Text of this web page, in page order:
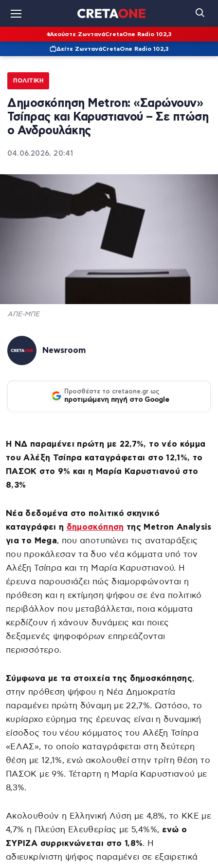
Ακούστε ΖωντανάCretaOne Radio 102,3
Δείτε ΖωντανάCretaOne Radio 102,3
ΠΟΛΙΤΙΚΉ
Δημοσκόπηση Metron: «Σαρώνουν»
Τσίπρας και Καρυστιανού – Σε πτώση
ο Ανδρουλάκης
04.06.2026, 20:41
ΑΠΕ-ΜΠΕ
Newsroom
Προσθέστε το cretaone.gr ως
προτιμώμενη πηγή στο Google
Η ΝΔ παραμένει πρώτη με 22,7%, το νέο κόμμα
του Αλέξη Τσίπρα καταγράφεται στο 12,1%, το
ΠΑΣΟΚ στο 9% και η Μαρία Καρυστιανού στο
8,3%
Νέα δεδομένα στο πολιτικό σκηνικό
καταγράφει η δημοσκόπηση της Metron Analysis
για το Mega, που αποτυπώνει τις αναταράξεις
που προκάλεσαν τα δυο νέα κόμματα υπό τον
Αλέξη Τσίπρα και τη Μαρία Καρυστιανού. Η
έρευνα παρουσιάζει πώς διαμορφώνονται η
πρόθεση και η εκτίμηση ψήφου σε ένα πολιτικό
περιβάλλον που μεταβάλλεται, ποια κόμματα
κερδίζουν ή χάνουν δυνάμεις και ποιες
δεξαμενές ψηφοφόρων επηρεάζονται
περισσότερο.
Σύμφωνα με τα στοιχεία της δημοσκόπησης,
στην πρόθεση ψήφου η Νέα Δημοκρατία
παραμένει πρώτη δύναμη με 22,7%. Ωστόσο, το
κυρίαρχο εύρημα της έρευνας είναι η δυναμική
είσοδος του νέου κόμματος του Αλέξη Τσίπρα
«ΕΛΑΣ», το οποίο καταγράφεται στη δεύτερη
θέση με 12,1%, ενώ ακολουθεί στην τρίτη θέση το
ΠΑΣΟΚ με 9%. Τέταρτη η Μαρία Καρυστιανού με
8,3%.
Ακολουθούν η Ελληνική Λύση με 4,8%, το ΚΚΕ με
4,7% η Πλεύση Ελευθερίας με 5,4%%, ενώ ο
ΣΥΡΙΖΑ συρρικνώνεται στο 1,8%. Η
αδιευκρίνιστη ψήφος παραμένει σε εξαιρετικά